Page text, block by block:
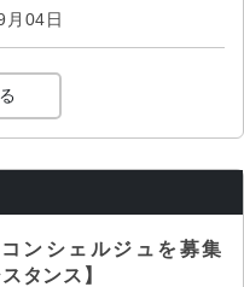
04日
ンシェルジュを募集
タンス】